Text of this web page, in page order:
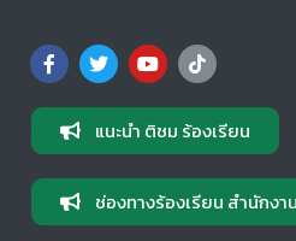
แนะนำ ติชม ร้องเรียน
ช่องทางร้องเรียน สำนักงา